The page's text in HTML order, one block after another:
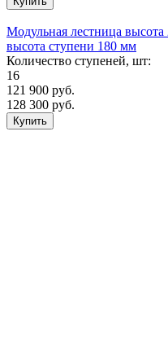
Модульная лестница
высота ступени 180 мм
Количество ступеней, шт:
16
121 900 руб.
128 300 руб.